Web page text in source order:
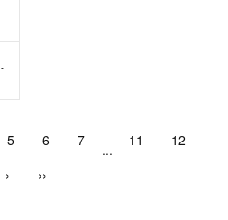
TÍN
5 6 7
...
11
12
›
››